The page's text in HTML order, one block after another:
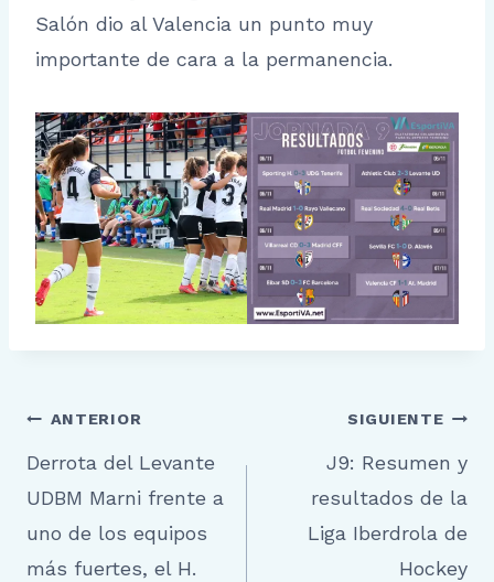
Salón dio al Valencia un punto muy
importante de cara a la permanencia.
Navegación
de
entradas
ANTERIOR
Derrota del Levante
UDBM Marni frente a
uno de los equipos
más fuertes, el H.
SIGUIENTE
J9: Resumen y
resultados de la
Liga Iberdrola de
Hockey